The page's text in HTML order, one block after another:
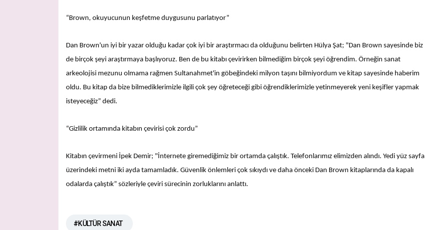
“Brown, okuyucunun keşfetme duygusunu parlatıyor”
Dan Brown'un iyi bir yazar olduğu kadar çok iyi bir araştırmacı da olduğunu belirten Hülya Şat; "Dan Brown sayesinde biz
de birçok şeyi araştırmaya başlıyoruz. Ben de bu kitabı çevirirken bilmediğim birçok şeyi öğrendim. Örneğin sanat
arkeolojisi mezunu olmama rağmen Sultanahmet'in göbeğindeki milyon taşını bilmiyordum ve kitap sayesinde haberim
oldu. Bu kitap da bize bilmediklerimizle ilgili çok şey öğreteceği gibi öğrendiklerimizle yetinmeyerek yeni keşifler yapmak
isteyeceğiz” dedi.
“Gizlilik ortamında kitabın çevirisi çok zordu”
Kitabın çevirmeni İpek Demir; "İnternete giremediğimiz bir ortamda çalıştık. Telefonlarımız elimizden alındı. Yedi yüz sayfa
üzerindeki metni iki ayda tamamladık. Güvenlik önlemleri çok sıkıydı ve daha önceki Dan Brown kitaplarında da kapalı
odalarda çalıştık” sözleriyle çeviri sürecinin zorluklarını anlattı.
#KÜLTÜR SANAT